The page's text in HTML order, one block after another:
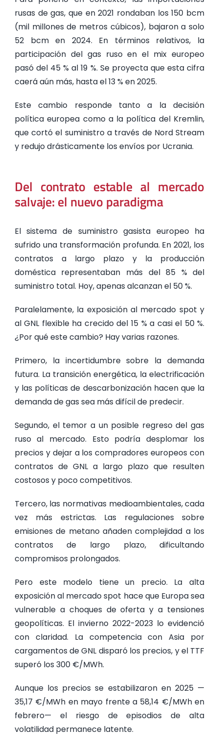
rusas de gas, que en 2021 rondaban los 150 bcm
(mil millones de metros cúbicos), bajaron a solo
52 bcm en 2024. En términos relativos, la
participación del gas ruso en el mix europeo
pasó del 45 % al 19 %. Se proyecta que esta cifra
caerá aún más, hasta el 13 % en 2025.
Este cambio responde tanto a la decisión
política europea como a la política del Kremlin,
que cortó el suministro a través de Nord Stream
y redujo drásticamente los envíos por Ucrania.
Del contrato estable al mercado
salvaje: el nuevo paradigma
El sistema de suministro gasista europeo ha
sufrido una transformación profunda. En 2021, los
contratos a largo plazo y la producción
doméstica representaban más del 85 % del
suministro total. Hoy, apenas alcanzan el 50 %.
Paralelamente, la exposición al mercado spot y
al GNL flexible ha crecido del 15 % a casi el 50 %.
¿Por qué este cambio? Hay varias razones.
Primero, la incertidumbre sobre la demanda
futura. La transición energética, la electrificación
y las políticas de descarbonización hacen que la
demanda de gas sea más difícil de predecir.
Segundo, el temor a un posible regreso del gas
ruso al mercado. Esto podría desplomar los
precios y dejar a los compradores europeos con
contratos de GNL a largo plazo que resulten
costosos y poco competitivos.
Tercero, las normativas medioambientales, cada
vez más estrictas. Las regulaciones sobre
emisiones de metano añaden complejidad a los
contratos de largo plazo, dificultando
compromisos prolongados.
Pero este modelo tiene un precio. La alta
exposición al mercado spot hace que Europa sea
vulnerable a choques de oferta y a tensiones
geopolíticas. El invierno 2022-2023 lo evidenció
con claridad. La competencia con Asia por
cargamentos de GNL disparó los precios, y el TTF
superó los 300 €/MWh.
Aunque los precios se estabilizaron en 2025 —
35,17 €/MWh en mayo frente a 58,14 €/MWh en
febrero— el riesgo de episodios de alta
volatilidad permanece latente.